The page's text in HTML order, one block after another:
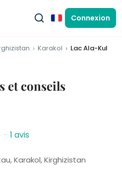
FrançaisConnexion
Karakol Lac Ala-Kul
et conseils
· 1 avis
Karakol, Kirghizistan